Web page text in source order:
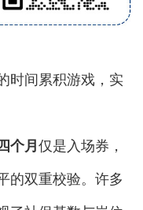
间累积游戏，实
个月仅是入场券，
的双重校验。许多